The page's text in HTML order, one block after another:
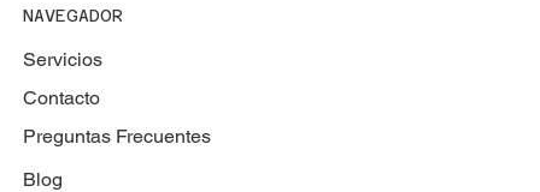
NAVEGADOR
Servicios
Contacto
Preguntas Frecuentes
Blog